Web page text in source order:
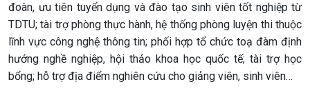
đoàn, ưu tiên tuyển dụng và đào tạo sinh viên tốt nghiệp từ
TDTU; tài trợ phòng thực hành, hệ thống phòng luyện thi thuộc
lĩnh vực công nghệ thông tin; phối hợp tổ chức toạ đàm định
hướng nghề nghiệp, hội thảo khoa học quốc tế; tài trợ học
bổng; hỗ trợ địa điểm nghiên cứu cho giảng viên, sinh viên…